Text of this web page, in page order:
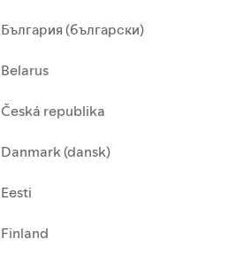
България (български)
Belarus
Česká republika
Danmark (dansk)
Eesti
Finland